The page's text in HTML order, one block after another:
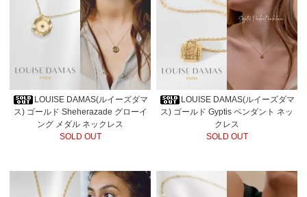
LOUISE DAMAS(ルイーズダマ
ス) ゴールド Sheherazade グローイ
ング メダル ネックレス
SOLD OUT
LOUISE DAMAS(ルイーズダマ
ス) ゴールド Gyptis ペンダント ネッ
クレス
SOLD OUT